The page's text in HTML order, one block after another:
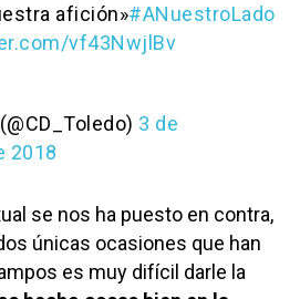
afición»#ANuestroLado
vf43NwjlBv
3 de
2018
se nos ha puesto en contra,
únicas ocasiones que han
es muy difícil darle la